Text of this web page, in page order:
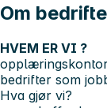
Om
HVEM ER VI ?
bedrifter som
Hva gjør vi?